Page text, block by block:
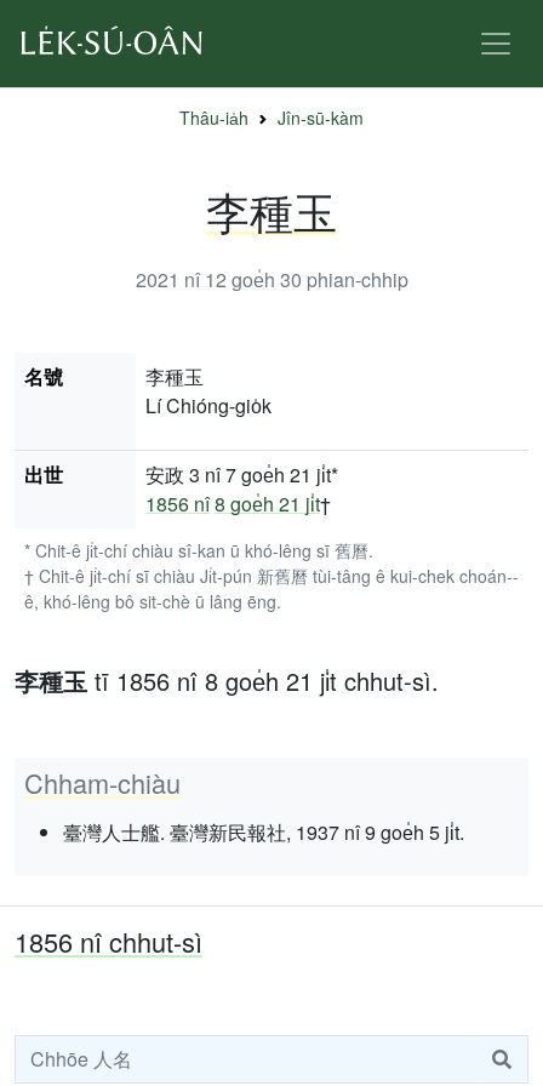
Thâu-ia̍h Jîn-sū-kàm
李種玉
2021 nî 12 goe̍h 30 phian-chhip
李種玉 tī 1856 nî 8 goe̍h 21 ji̍t chhut-sì.
Chham-chiàu
臺灣人士艦. 臺灣新民報社, 1937 nî 9 goe̍h 5 ji̍t.
名號
李種玉
Lí Chióng-gio̍k
出世
安政 3 nî 7 goe̍h 21 ji̍t*
1856 nî8 goe̍h 21 ji̍t†
* Chit-ê ji̍t-chí chiàu sî-kan ū khó-lêng sī 舊曆.
† Chit-ê ji̍t-chí sī chiàu Ji̍t-pún 新舊曆 tùi-tâng ê kui-chek choán--
ê, khó-lêng bô sit-chè ū lâng ēng.
1856 nî chhut-sì